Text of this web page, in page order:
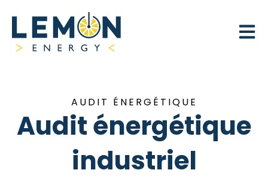
Open
AUDIT ÉNERGÉTIQUE
Audit énergétique
industriel